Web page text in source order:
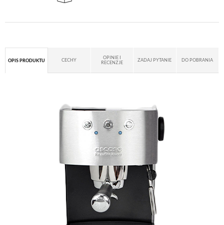
OPIS PRODUKTU CECHY
OPINIE I
RECENZJE
ZADAJ PYTANIE DO POBRANIA